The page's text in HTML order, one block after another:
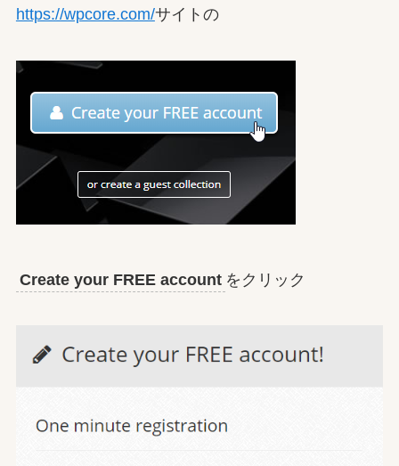
https://wpcore.com/サイトの
Create your FREE account をクリック